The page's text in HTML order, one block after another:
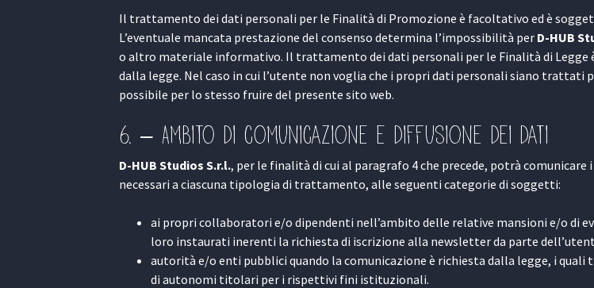
Il trattamento dei dati personali per le Finalità di Promozione è facoltativo ed è
L’eventuale mancata prestazione del consenso determina l’impossibilità per D-HUB
o altro materiale informativo. Il trattamento dei dati personali per le Finalità di
dalla legge. Nel caso in cui l’utente non voglia che i propri dati personali siano trattati
possibile per lo stesso fruire del presente sito web.
6. – Ambito di comunicazione e diffusione dei dati
D-HUB Studios S.r.l., per le finalità di cui al paragrafo 4 che precede, potrà
necessari a ciascuna tipologia di trattamento, alle seguenti categorie di soggetti:
ai propri collaboratori e/o dipendenti nell’ambito delle relative mansioni e/o di
loro instaurati inerenti la richiesta di iscrizione alla newsletter da parte
autorità e/o enti pubblici quando la comunicazione è richiesta dalla legge, i
di autonomi titolari per i rispettivi fini istituzionali.